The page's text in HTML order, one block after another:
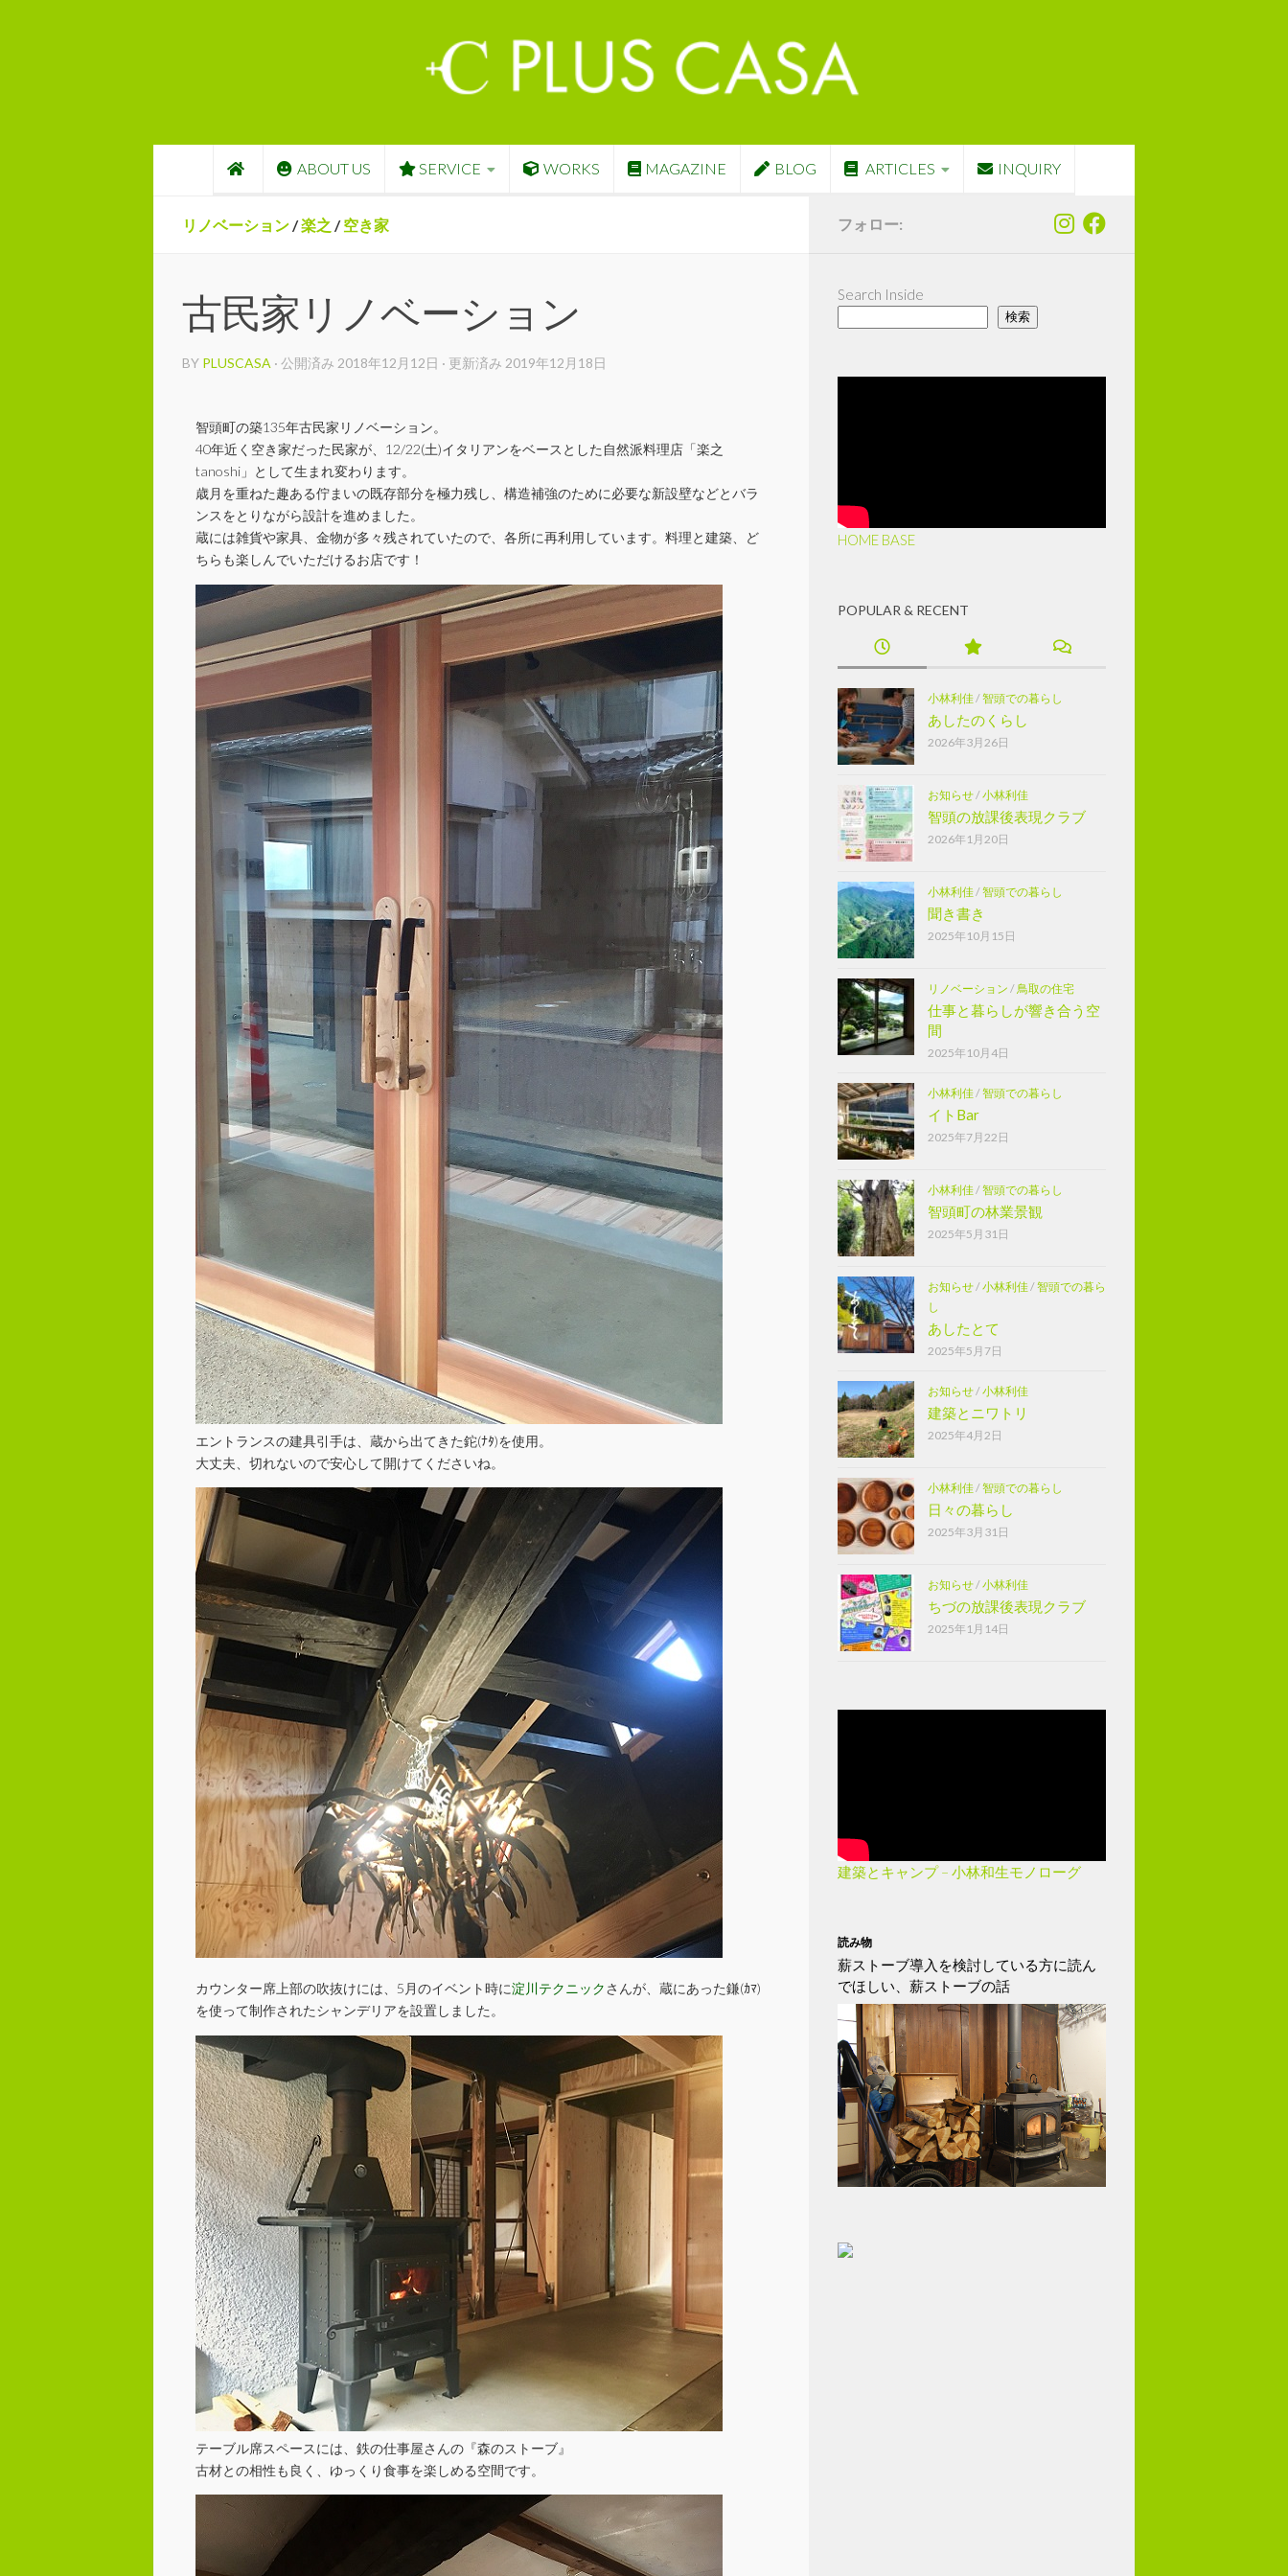
ABOUT US SERVICE WORKS MAGAZINE BLOG ARTICLES INQUIRY
リノベーション/楽之 / 空き家
古民家リノベーション
BY PLUSCASA · 公開済み 2018年12月12日 · 更新済み 2019年12月18日
智頭町の築135年古民家リノベーション。
40年近く空き家だった民家が、12/22(土)イタリアンをベースとした自然派料理店「楽之
tanoshi」として生まれ変わります。
歳月を重ねた趣ある佇まいの既存部分を極力残し、構造補強のために必要な新設壁などとバラ
ンスをとりながら設計を進めました。
蔵には雑貨や家具、金物が多々残されていたので、各所に再利用しています。料理と建築、ど
ちらも楽しんでいただけるお店です！
エントランスの建具引手は、蔵から出てきた鉈(ﾅﾀ)を使用。
大丈夫、切れないので安心して開けてくださいね。
カウンター席上部の吹抜けには、5月のイベント時に淀川テクニックさんが、蔵にあった鎌(ｶﾏ)
を使って制作されたシャンデリアを設置しました。
テーブル席スペースには、鉄の仕事屋さんの『森のストーブ』
古材との相性も良く、ゆっくり食事を楽しめる空間です。
フォロー:
Search Inside
検索
HOME BASE
POPULAR & RECENT
小林利佳/智頭での暮らし
あしたのくらし
2026年3月26日
お知らせ/小林利佳
智頭の放課後表現クラブ
2026年1月20日
小林利佳/智頭での暮らし
聞き書き
2025年10月15日
リノベーション / 鳥取の住宅
仕事と暮らしが響き合う空
間
2025年10月4日
小林利佳/智頭での暮らし
イトBar
2025年7月22日
小林利佳/智頭での暮らし
智頭町の林業景観
2025年5月31日
お知らせ/小林利佳/智頭での暮ら
し
あしたとて
2025年5月7日
お知らせ/小林利佳
建築とニワトリ
2025年4月2日
小林利佳/智頭での暮らし
日々の暮らし
2025年3月31日
お知らせ/小林利佳
ちづの放課後表現クラブ
2025年1月14日
建築とキャンプ – 小林和生モノローグ
読み物
薪ストーブ導入を検討している方に読ん
でほしい、薪ストーブの話